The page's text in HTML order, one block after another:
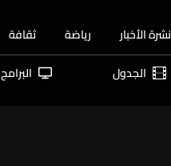
نشرة الأخبار رياضة ثقافة
الجدول البرامج